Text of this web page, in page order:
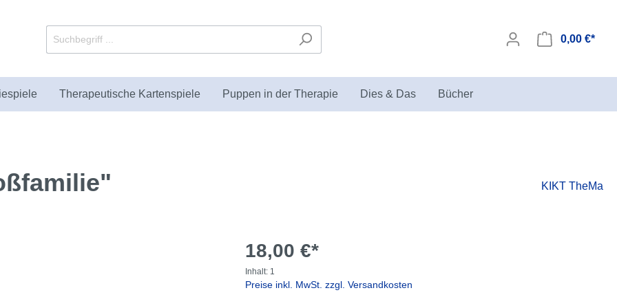
0,00 €*
Therapeutische Kartenspiele Puppen in der Therapie Dies & Das Bücher
Sandkästen und
Seminare zur Sandspieltherapie
KIKT TheMa
18,00 €*
Inhalt: 1
Preise inkl. MwSt. zzgl. Versandkosten